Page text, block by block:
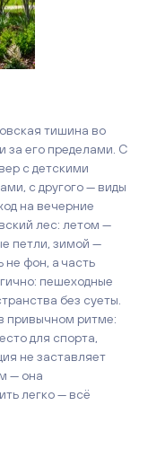
тишина во
за его пределами. С
с детскими
с другого — виды
на вечерние
лес: летом —
петли, зимой —
не фон, а часть
пешеходные
без суеты.
привычном ритме:
для спорта,
не заставляет
— она
легко — всё